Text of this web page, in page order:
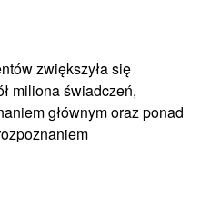
zwiększyła się
miliona świadczeń,
głównym oraz ponad